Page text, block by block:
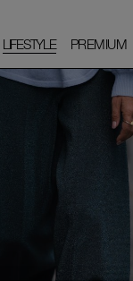
LIFESTYLE PREMIUM
PREMIUM